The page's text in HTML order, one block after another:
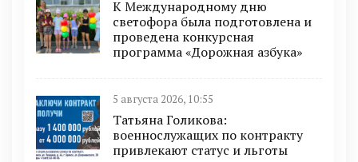
К Международному дню
светофора была подготовлена и
проведена конкурсная
программа «Дорожная азбука»
5 августа 2026, 10:55
Татьяна Голикова:
военнослужащих по контракту
привлекают статус и льготы